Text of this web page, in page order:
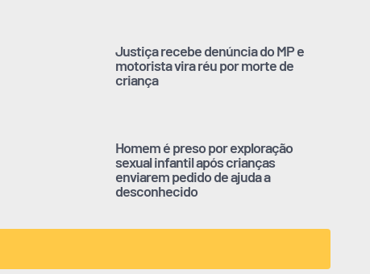
Justiça recebe denúncia do MP e
motorista vira réu por morte de
criança
Homem é preso por exploração
sexual infantil após crianças
enviarem pedido de ajuda a
desconhecido